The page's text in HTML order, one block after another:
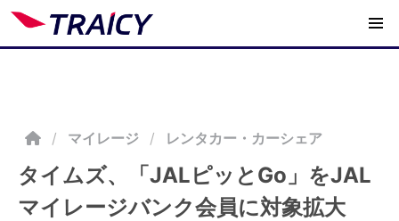
/ マイレージ レンタカー・カーシェア
タイムズ、「JALピッとGo」をJAL
マイレージバンク会員に対象拡大